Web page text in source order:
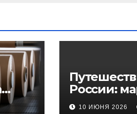
России:
регионы и
10 ИЮНЯ 2026